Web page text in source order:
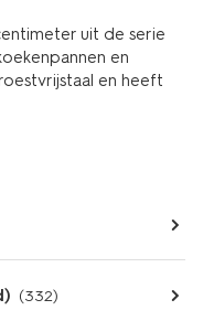
uit de serie
en
en heeft
(332)